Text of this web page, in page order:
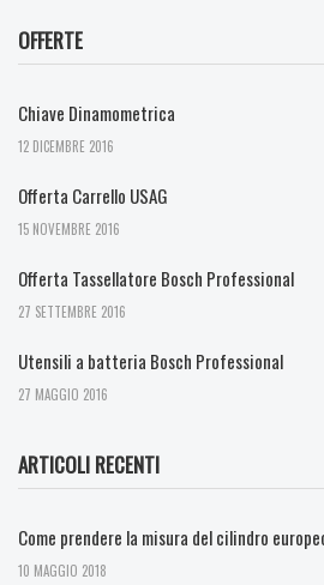
OFFERTE
Chiave Dinamometrica
12 DICEMBRE 2016
Offerta Carrello USAG
15 NOVEMBRE 2016
Offerta Tassellatore Bosch Professional
27 SETTEMBRE 2016
Utensili a batteria Bosch Professional
27 MAGGIO 2016
ARTICOLI RECENTI
Come prendere la misura del cilindro
10 MAGGIO 2018